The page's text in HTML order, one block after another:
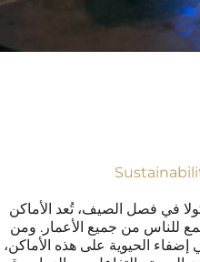
فصل الصيف، تُعد الأماكن
للناس من جميع الأعمار. ومن
الحيوية على هذه الأماكن،